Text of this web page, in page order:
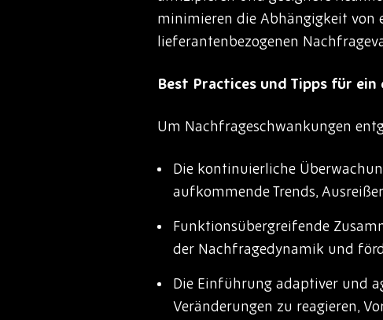
minimieren die Abhängigkeit von
lieferantenbezogenen
Best Practices und Tipps für
Um Nachfrageschwankungen
Die kontinuierliche
aufkommende Trends,
Funktionsübergreifende
der Nachfragedynamik und
Die Einführung adaptiver und
Veränderungen zu reagieren,